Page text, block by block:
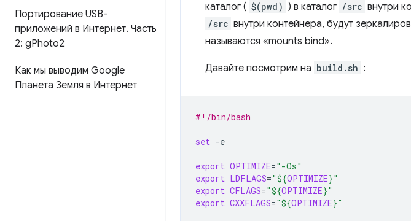
Портирование USB-
приложений в Интернет. Часть
2: gPhoto2
Как мы выводим Google
Планета Земля в Интернет
каталог ( $(pwd) ) в каталог /src внутри
/src внутри контейнера, будут
называются «mounts bind».
Давайте посмотрим на build.sh :
#!/bin/bash
set -e
export OPTIMIZE="-Os"
export LDFLAGS="${OPTIMIZE}"
export CFLAGS="${OPTIMIZE}"
export CXXFLAGS="${OPTIMIZE}"